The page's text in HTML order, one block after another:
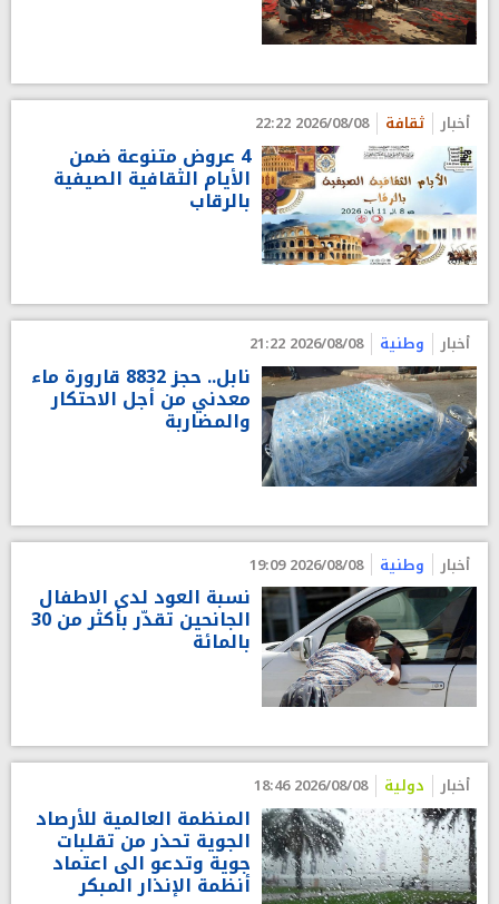
أخبار ثقافة 2026/08/08 22:22
4 عروض متنوعة ضمن
الأيام الثقافية الصيفية
بالرقاب
أخبار وطنية 2026/08/08 21:22
نابل.. حجز 8832 قارورة ماء
معدني من أجل الاحتكار
والمضاربة
أخبار وطنية 2026/08/08 19:09
نسبة العود لدى الاطفال
الجانحين تقدّر بأكثر من 30
بالمائة
أخبار دولية 2026/08/08 18:46
المنظمة العالمية للأرصاد
الجوية تحذر من تقلبات
جوية وتدعو الى اعتماد
أنظمة الإنذار المبكر